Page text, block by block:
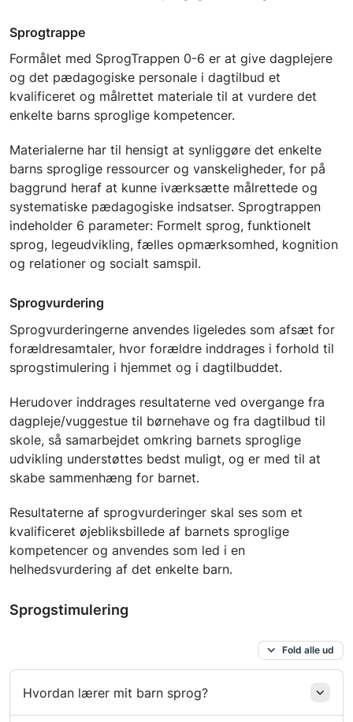
Sprogtrappe
Formålet med SprogTrappen 0-6 er at give dagplejere
og det pædagogiske personale i dagtilbud et
kvalificeret og målrettet materiale til at vurdere det
enkelte barns sproglige kompetencer.
Materialerne har til hensigt at synliggøre det enkelte
barns sproglige ressourcer og vanskeligheder, for på
baggrund heraf at kunne iværksætte målrettede og
systematiske pædagogiske indsatser. Sprogtrappen
indeholder 6 parameter: Formelt sprog, funktionelt
sprog, legeudvikling, fælles opmærksomhed, kognition
og relationer og socialt samspil.
Sprogvurdering
Sprogvurderingerne anvendes ligeledes som afsæt for
forældresamtaler, hvor forældre inddrages i forhold til
sprogstimulering i hjemmet og i dagtilbuddet.
Herudover inddrages resultaterne ved overgange fra
dagpleje/vuggestue til børnehave og fra dagtilbud til
skole, så samarbejdet omkring barnets sproglige
udvikling understøttes bedst muligt, og er med til at
skabe sammenhæng for barnet.
Resultaterne af sprogvurderinger skal ses som et
kvalificeret øjebliksbillede af barnets sproglige
kompetencer og anvendes som led i en
helhedsvurdering af det enkelte barn.
Sprogstimulering
Fold alle ud
Hvordan lærer mit barn sprog?